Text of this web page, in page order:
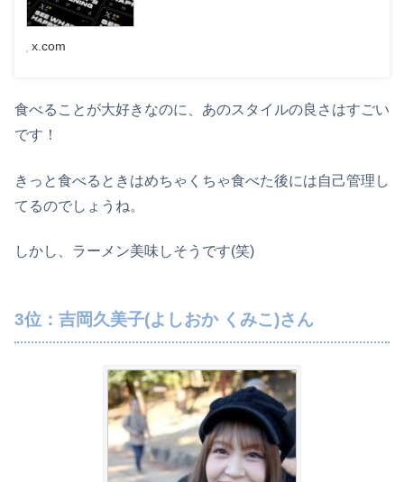
x.com
食べることが大好きなのに、あのスタイルの良さはすごい
です！
きっと食べるときはめちゃくちゃ食べた後には自己管理し
てるのでしょうね。
しかし、ラーメン美味しそうです(笑)
3位：吉岡久美子(よしおか くみこ)さん